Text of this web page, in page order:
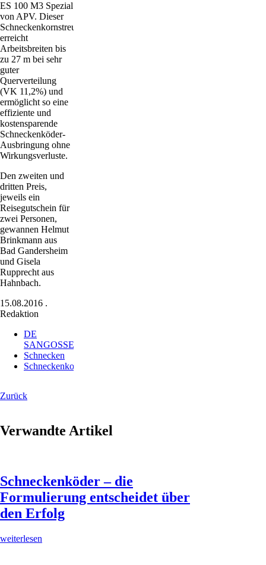
ES 100 M3 Spezial
von APV. Dieser
Schneckenkornstreuer
erreicht
Arbeitsbreiten bis
zu 27 m bei sehr
guter
Querverteilung
(VK 11,2%) und
ermöglicht so eine
effiziente und
kostensparende
Schneckenköder-
Ausbringung ohne
Wirkungsverluste.
Den zweiten und
dritten Preis,
jeweils ein
Reisegutschein für
zwei Personen,
gewannen Helmut
Brinkmann aus
Bad Gandersheim
und Gisela
Rupprecht aus
Hahnbach.
15.08.2016 .
Redaktion
DE
SANGOSSE
Schnecken
Schneckenkorn
Zurück
Verwandte Artikel
Schneckenköder – die
Formulierung entscheidet über
den Erfolg
weiterlesen